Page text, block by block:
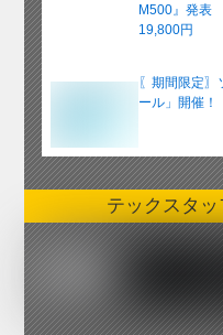
M500』発表
19,800円
〖期間限定
ール」開催
テックスタッ